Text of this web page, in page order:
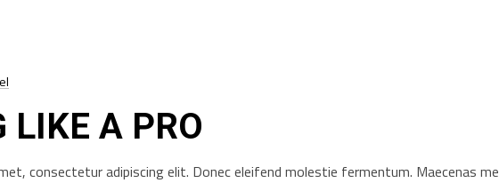
LIKE A PRO
consectetur adipiscing elit. Donec eleifend molestie fermentum. Maecenas